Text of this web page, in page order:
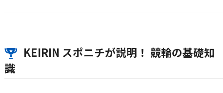
KEIRIN スポニチが説明！ 競輪の基礎知
識